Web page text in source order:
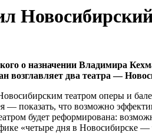
о назначении Владимира
возглавляет два театра —
театром оперы и
— показать, что возможно
будет реформирована:
«четыре дня в Новосибирске —